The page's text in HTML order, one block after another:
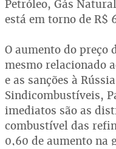
Petróleo, Gás
está em torno de R$
O aumento do preço
mesmo relacionado
e as sanções à
Sindicombustíveis,
imediatos são as
combustível das
0,60 de aumento na